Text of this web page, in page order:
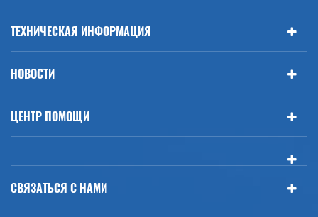
ТЕХНИЧЕСКАЯ ИНФОРМАЦИЯ
НОВОСТИ
ЦЕНТР ПОМОЩИ
СВЯЗАТЬСЯ С НАМИ